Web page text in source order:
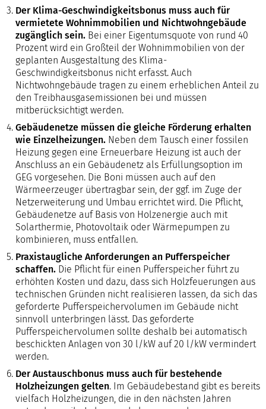
Der Klima-Geschwindigkeitsbonus muss auch für
vermietete Wohnimmobilien und Nichtwohngebäude
zugänglich sein. Bei einer Eigentumsquote von rund 40
Prozent wird ein Großteil der Wohnimmobilien von der
geplanten Ausgestaltung des Klima-
Geschwindigkeitsbonus nicht erfasst. Auch
Nichtwohngebäude tragen zu einem erheblichen Anteil zu
den Treibhausgasemissionen bei und müssen
mitberücksichtigt werden.
Gebäudenetze müssen die gleiche Förderung erhalten
wie Einzelheizungen. Neben dem Tausch einer fossilen
Heizung gegen eine Erneuerbare Heizung ist auch der
Anschluss an ein Gebäudenetz als Erfüllungsoption im
GEG vorgesehen. Die Boni müssen auch auf den
Wärmeerzeuger übertragbar sein, der ggf. im Zuge der
Netzerweiterung und Umbau errichtet wird. Die Pflicht,
Gebäudenetze auf Basis von Holzenergie auch mit
Solarthermie, Photovoltaik oder Wärmepumpen zu
kombinieren, muss entfallen.
Praxistaugliche Anforderungen an Pufferspeicher
schaffen. Die Pflicht für einen Pufferspeicher führt zu
erhöhten Kosten und dazu, dass sich Holzfeuerungen aus
technischen Gründen nicht realisieren lassen, da sich das
geforderte Pufferspeichervolumen im Gebäude nicht
sinnvoll unterbringen lässt. Das geforderte
Pufferspeichervolumen sollte deshalb bei automatisch
beschickten Anlagen von 30 l/kW auf 20 l/kW vermindert
werden.
Der Austauschbonus muss auch für bestehende
Holzheizungen gelten. Im Gebäudebestand gibt es bereits
vielfach Holzheizungen, die in den nächsten Jahren